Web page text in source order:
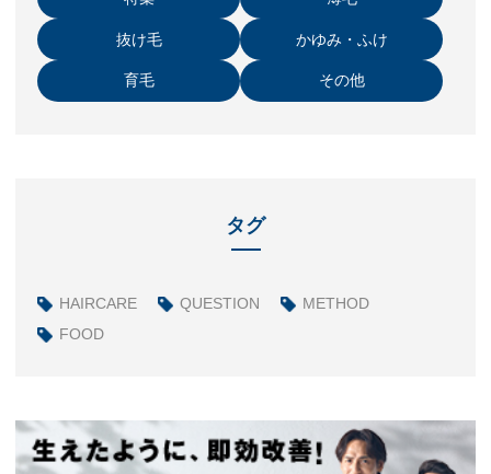
抜け毛 かゆみ・ふけ
育毛 その他
タグ
HAIRCARE QUESTION
METHOD
FOOD